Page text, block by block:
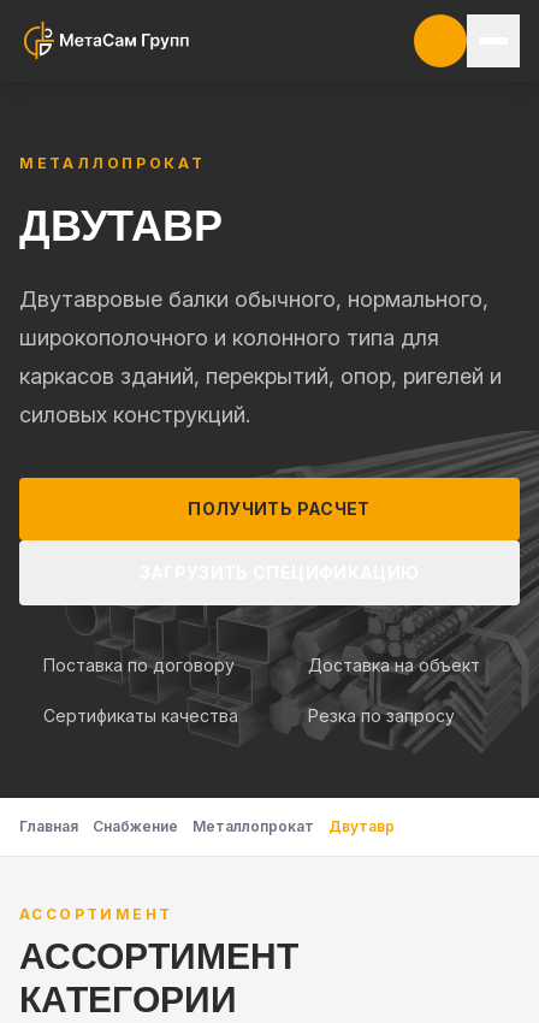
МЕТАЛЛОПРОКАТ
ДВУТАВР
Двутавровые балки обычного, нормального,
широкополочного и колонного типа для
каркасов зданий, перекрытий, опор, ригелей и
силовых конструкций.
ПОЛУЧИТЬ РАСЧЕТ
Поставка по договору Доставка на объект
Сертификаты качества Резка по запросу
Главная Снабжение Металлопрокат Двутавр
АССОРТИМЕНТ
АССОРТИМЕНТ
КАТЕГОРИИ